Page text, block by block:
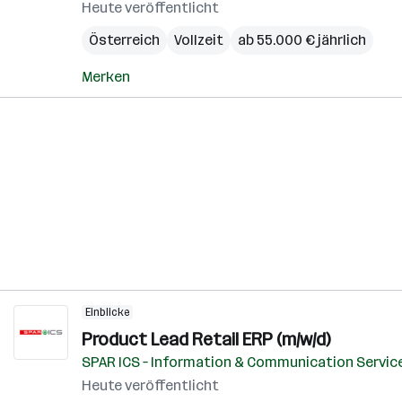
Heute veröffentlicht
Österreich
Vollzeit ab 55.000 € jährlich
Merken
Einblicke
Product Lead Retail ERP (m/w/d)
SPAR ICS – Information & Communication
Heute veröffentlicht